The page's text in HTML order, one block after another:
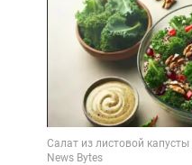
Салат из листовой
News Bytes